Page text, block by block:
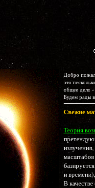
Добро
это
общее дело -
Будем рады
Свежие
Теория
масштабов
и
В